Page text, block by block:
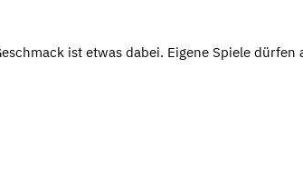
ist etwas dabei. Eigene Spiele dürfen